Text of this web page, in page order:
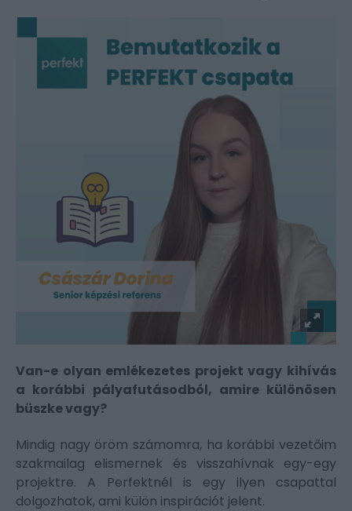
Van-e olyan emlékezetes projekt vagy kihívás
a korábbi pályafutásodból, amire különösen
büszke vagy?
Mindig nagy öröm számomra, ha korábbi vezetőim
szakmailag elismernek és visszahívnak egy-egy
projektre. A Perfektnél is egy ilyen csapattal
dolgozhatok, ami külön inspirációt jelent.